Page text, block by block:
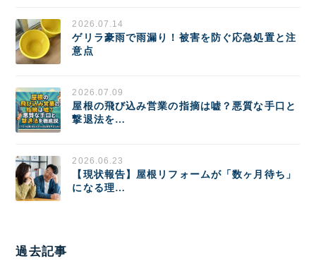
2026.07.14
ゲリラ豪雨で雨漏り！被害を防ぐ応急処置と注
意点
2026.07.09
屋根の飛び込み営業の指摘は嘘？悪質な手口と
撃退法を…
2026.06.23
【現状報告】屋根リフォームが「数ヶ月待ち」
になる理…
過去記事